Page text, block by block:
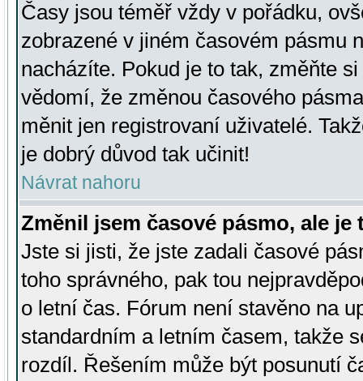
Časy jsou téměř vždy v pořádku,
zobrazené v jiném časovém pásmu
nacházíte. Pokud je to tak, změňte
vědomí, že změnou časového
měnit jen registrovaní uživatelé.
je dobrý důvod tak učinit!
Návrat nahoru
Změnil jsem časové pásmo, ale je
Jste si jisti, že jste zadali časové
toho správného, pak tou
o letní čas. Fórum není stavěno na
standardním a letním časem, takže
rozdíl. Řešením může být posunutí